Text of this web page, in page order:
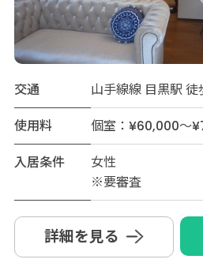
交通
山手線線 目黒駅 徒
使用料
個室：¥60,000～
入居条件
女性
※要審査
詳細を見る